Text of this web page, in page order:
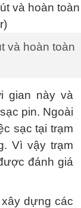
và hoàn toàn
gian này và
pin. Ngoài
sạc tại trạm
Vì vậy trạm
đánh giá
dựng các